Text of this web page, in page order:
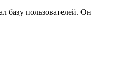
базу пользователей. Он